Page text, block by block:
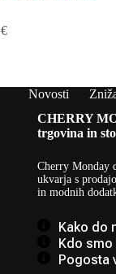
€
Novosti
CHERRY
trgovina in
Cherry Monday
ukvarja s
in modnih
Kako do
Kdo smo
Pogosta